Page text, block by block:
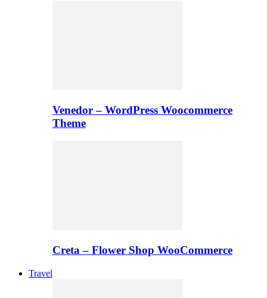
Venedor – WordPress Woocommerce
Theme
Creta – Flower Shop WooCommerce
Travel